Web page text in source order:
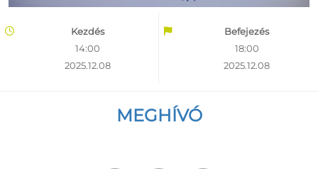
MEGHÍVÓ
Kezdés
14:00
2025.12.08
Befejezés
18:00
2025.12.08